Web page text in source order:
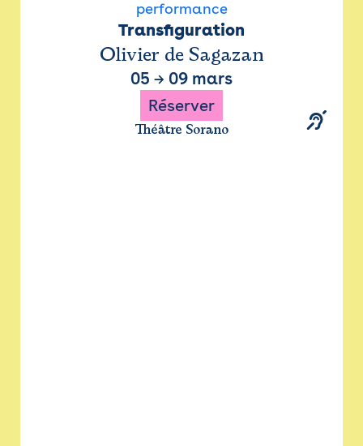
performance
Transfiguration
Olivier de Sagazan
05 → 09 mars
Réserver
Théâtre Sorano